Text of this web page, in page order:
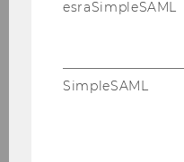
Accountpasswort
esraSimpleSAML
SimpleSAML